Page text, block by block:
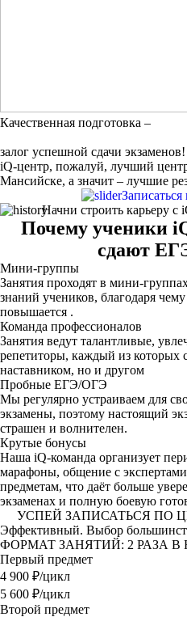
Качественная подготовка –
залог успешной сдачи экзаменов!
iQ-центр, пожалуй, лучший
Мансийске, а значит – лучшие
Начни строить карьеру с
Почему ученики
сдают
Мини-группы
Занятия проходят в мини-
знаний учеников, благодаря чему
повышается .
Команда профессионалов
Занятия ведут талантливые,
репетиторы, каждый из которых
наставником, но и другом
Пробные ЕГЭ/ОГЭ
Мы регулярно устраиваем для
экзамены, поэтому настоящий
страшен и волнителен.
Крутые бонусы
Наша iQ-команда организует
марафоны, общение с
предметам, что даёт больше
экзаменах и полную боевую
УСПЕЙ ЗАПИСАТЬСЯ ПО
Эффективный. Выбор
ФОРМАТ ЗАНЯТИЙ: 2 РАЗА
Первый предмет
4 900 ₽/цикл
5 600 ₽/цикл
Второй предмет